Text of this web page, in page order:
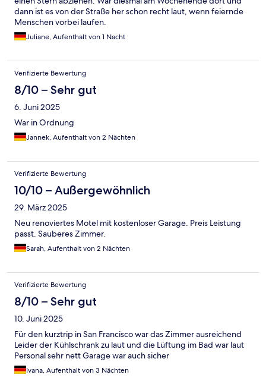
dann ist es von der Straße her schon recht laut, wenn feiernde
Menschen vorbei laufen.
Juliane, Aufenthalt von 1 Nacht
Verifizierte Bewertung
8/10 – Sehr gut
6. Juni 2025
War in Ordnung
Jannek, Aufenthalt von 2 Nächten
Verifizierte Bewertung
10/10 – Außergewöhnlich
29. März 2025
Neu renoviertes Motel mit kostenloser Garage. Preis Leistung
passt. Sauberes Zimmer.
Sarah, Aufenthalt von 2 Nächten
Verifizierte Bewertung
8/10 – Sehr gut
10. Juni 2025
Für den kurztrip in San Francisco war das Zimmer ausreichend
Leider der Kühlschrank zu laut und die Lüftung im Bad war laut
Personal sehr nett Garage war auch sicher
Ivana, Aufenthalt von 3 Nächten